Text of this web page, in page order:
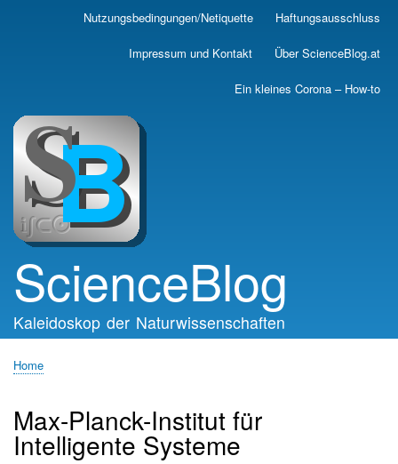
Skip
main
Nutzungsbedingungen/Netiquette Haftungsausschluss
Impressum und Kontakt Über ScienceBlog.at
Ein kleines Corona – How-to
ScienceBlog
Kaleidoskop der Naturwissenschaften
Home
Max-Planck-Institut für
Intelligente Systeme